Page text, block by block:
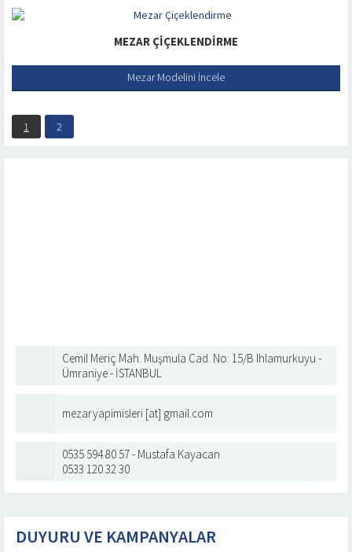
MEZAR ÇIÇEKLENDIRME
Mezar Modelini İncele
1 2
Cemil Meriç Mah. Muşmula Cad. No: 15/B Ihlamurkuyu -
Ümraniye - İSTANBUL
mezaryapimisleri [at] gmail.com
0535 594 80 57 - Mustafa Kayacan
0533 120 32 30
DUYURU VE KAMPANYALAR